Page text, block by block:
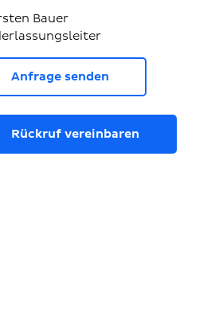
Bauer
Anfrage senden
Rückruf vereinbaren